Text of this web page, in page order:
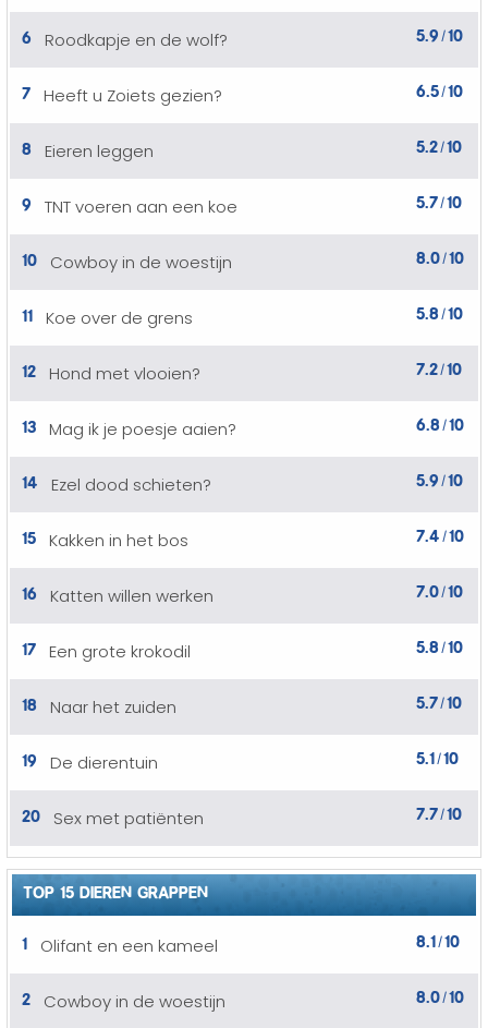
6 Roodkapje en de wolf? 5.9 /10
7 Heeft u Zoiets gezien? 6.5/10
8 Eieren leggen 5.2/10
9 TNT voeren aan een koe 5.7/10
10 Cowboy in de woestijn 8.0/10
11 Koe over de grens 5.8/10
12 Hond met vlooien? 7.2/10
13 Mag ik je poesje aaien? 6.8/10
14 Ezel dood schieten? 5.9 /10
15 Kakken in het bos 7.4 /10
16 Katten willen werken 7.0/10
17 Een grote krokodil 5.8/10
18 Naar het zuiden 5.7/10
19 De dierentuin 5.1/10
20 Sex met patiënten 7.7/10
TOP 15 DIEREN GRAPPEN
1
Olifant en een kameel 8.1/10
2 Cowboy in de woestijn 8.0/10